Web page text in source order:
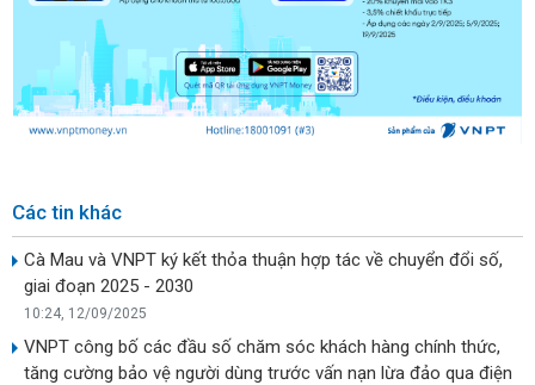
Các tin khác
Cà Mau và VNPT ký kết thỏa thuận hợp tác về chuyển đổi số,
giai đoạn 2025 - 2030
10:24, 12/09/2025
VNPT công bố các đầu số chăm sóc khách hàng chính thức,
tăng cường bảo vệ người dùng trước vấn nạn lừa đảo qua điện